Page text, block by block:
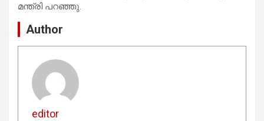
മന്ത്രി പറഞ്ഞു.
Author
editor